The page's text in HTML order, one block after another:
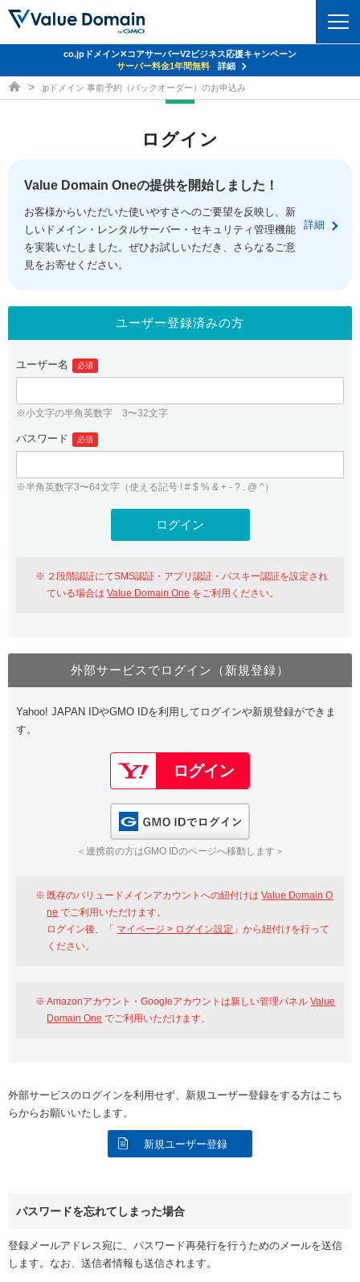
ドメイントップ
ドメイン移管
ドメイン価格一覧
ドメイン一括検索
.jpドメインオークション
gTLDオークション NEW!
.jpドメインバックオーダー
プレミアムドメイン
人気ドメインの種類
WHOIS検索
コアサーバー
バリューサーバー
XREA
セキュリティトップ
Value Domain ネットde診断
SSL証明書
サービストップ
お得意様割引
紹介制度
バリュードメインAPI
ドメイン・ホスティングOEM
facebook
ログイン
従来のバリュードメインをご利用希望の方
Value Domainにログイン
おすすめ One レンタルサーバーを含む最新の機能を使う方
Value Domain Oneにログイン
Google
GMO ID Amazon
※AmazonはValue Domain Oneのログイン画面へ遷移します
ユーザー登録
Value Domain Oneアカウント作成
以下でも登録可能
Google Yahoo!
GMO ID
co.jpドメイン✕コアサーバーV2ビジネス応援キャンペーン
サーバー料金1年間無料
詳細
ドメイン取得ならバリュードメイン
.jpドメイン 事前予約（バックオーダー）のお申込み
ログイン
Value Domain Oneの提供を開始しました！
お客様からいただいた使いやすさへのご要望を反映し、新
しいドメイン・レンタルサーバー・セキュリティ管理機能
を実装いたしました。ぜひお試しいただき、さらなるご意
見をお寄せください。
詳細
ユーザー登録済みの方
ユーザー名 必須
※小文字の半角英数字 3〜32文字
パスワード 必須
※半角英数字3〜64文字（使える記号 ! # $ % & + - ? . @ ^）
２段階認証にてSMS認証・アプリ認証・パスキー認証を設定され
ている場合はValue Domain One をご利用ください。
外部サービスでログイン（新規登録）
Yahoo! JAPAN IDやGMO IDを利用してログインや新規登録ができま
す。
＜連携前の方はGMO IDのページへ移動します＞
既存のバリュードメインアカウントへの紐付けはValue Domain O
ne でご利用いただけます。
ログイン後、「 マイページ > ログイン設定 」から紐付けを行って
ください。
Amazonアカウント・Googleアカウントは新しい管理パネルValue
Domain One でご利用いただけます。
外部サービスのログインを利用せず、新規ユーザー登録をする方はこち
らからお願いいたします。
新規ユーザー登録
パスワードを忘れてしまった場合
登録メールアドレス宛に、パスワード再発行を行うためのメールを送信
します。なお、送信者情報も送信されます。